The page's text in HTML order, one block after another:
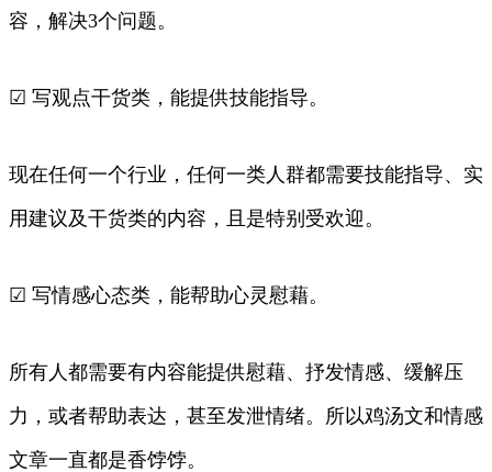
容，解决3个问题。
☑ 写观点干货类，能提供技能指导。
现在任何一个行业，任何一类人群都需要技能指导、实
用建议及干货类的内容，且是特别受欢迎。
☑ 写情感心态类，能帮助心灵慰藉。
所有人都需要有内容能提供慰藉、抒发情感、缓解压
力，或者帮助表达，甚至发泄情绪。所以鸡汤文和情感
文章一直都是香饽饽。